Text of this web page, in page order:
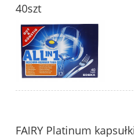
40szt
FAIRY Platinum